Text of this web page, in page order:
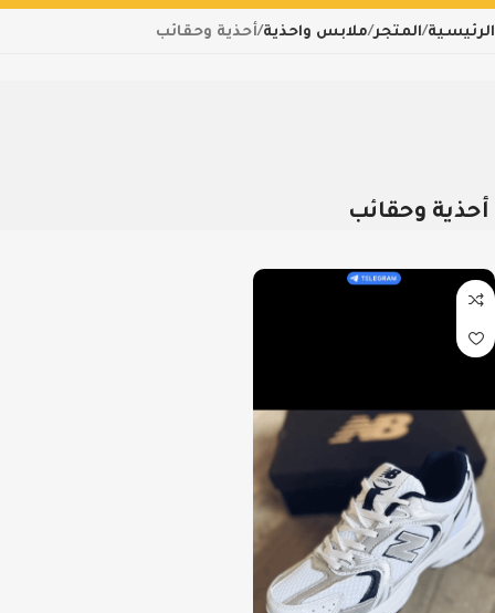
الرئيسية المتجر ملابس واحذية أحذية وحقائب
أحذية وحقائب